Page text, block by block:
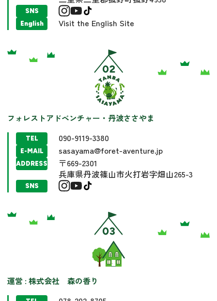
SNS
English
Visit the English Site
フォレストアドベンチャー・丹波ささやま
TEL 090-9119-3380
E-MAIL sasayama@foret-aventure.jp
ADDRESS
〒669-2301
兵庫県丹波篠山市火打岩字畑山265-3
SNS
運営 : 株式会社 森の香り